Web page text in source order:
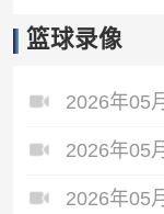
篮球录像